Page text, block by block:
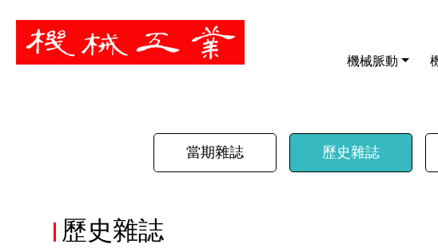
機械脈動
暫停
當期雜誌 歷史雜誌
歷史雜誌